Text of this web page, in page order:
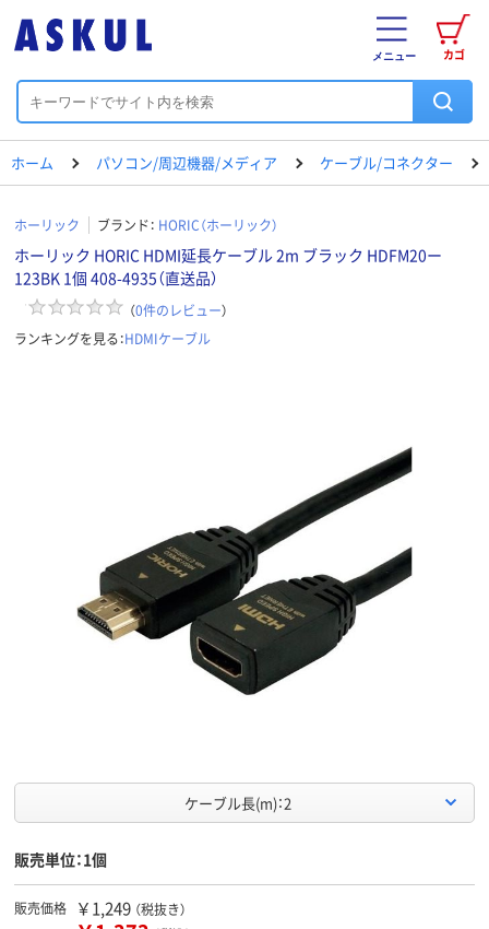
カゴ
メニュー
ホーム パソコン/周辺機器/メディア ケーブル/コネクター
ホーリック ブランド： HORIC（ホーリック）
ホーリック HORIC HDMI延長ケーブル 2m ブラック HDFM20ー
123BK 1個 408-4935（直送品）
（0件のレビュー）
ランキングを見る：HDMIケーブル
ケーブル長(m)：2
販売単位：1個
販売価格 ￥1,249 （税抜き）